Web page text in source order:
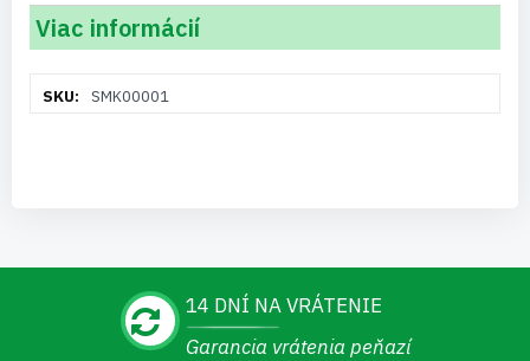
Viac informácií
informáciíSMK00001
14 DNÍ NA VRÁTENIE
Garancia vrátenia peňazí